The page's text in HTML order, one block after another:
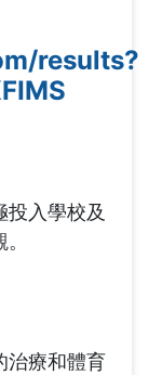
results?
投入學校及
治療和體育